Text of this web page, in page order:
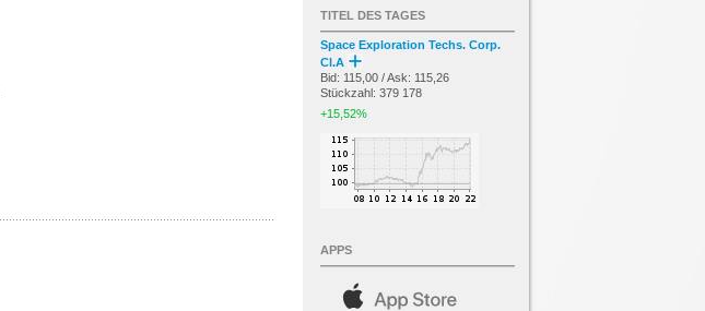
TITEL DES TAGES
Space Exploration Techs. Corp.
Cl.A
Bid: 115,00 / Ask: 115,26
Stückzahl: 379 178
+15,52%
APPS